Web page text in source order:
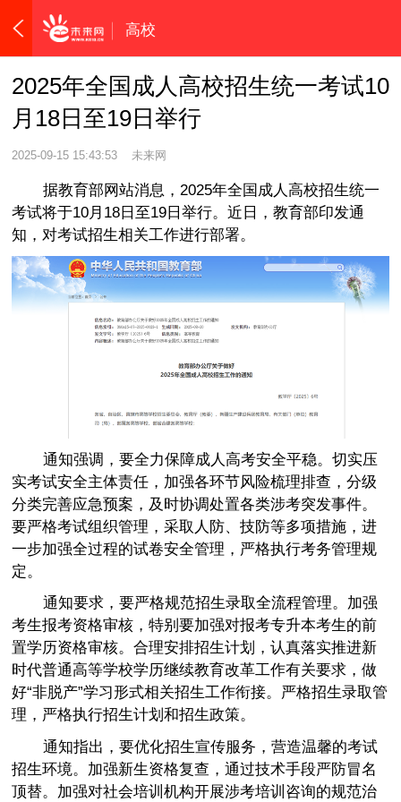
高校
2025年全国成人高校招生统一考试10
月18日至19日举行
2025-09-15 15:43:53 未来网
据教育部网站消息，2025年全国成人高校招生统一
考试将于10月18日至19日举行。近日，教育部印发通
知，对考试招生相关工作进行部署。
通知强调，要全力保障成人高考安全平稳。切实压
实考试安全主体责任，加强各环节风险梳理排查，分级
分类完善应急预案，及时协调处置各类涉考突发事件。
要严格考试组织管理，采取人防、技防等多项措施，进
一步加强全过程的试卷安全管理，严格执行考务管理规
定。
通知要求，要严格规范招生录取全流程管理。加强
考生报考资格审核，特别要加强对报考专升本考生的前
置学历资格审核。合理安排招生计划，认真落实推进新
时代普通高等学校学历继续教育改革工作有关要求，做
好“非脱产”学习形式相关招生工作衔接。严格招生录取管
理，严格执行招生计划和招生政策。
通知指出，要优化招生宣传服务，营造温馨的考试
招生环境。加强新生资格复查，通过技术手段严防冒名
顶替。加强对社会培训机构开展涉考培训咨询的规范治